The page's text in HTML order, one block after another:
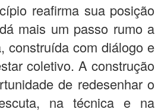
reafirma sua posição
mais um passo rumo a
construída com diálogo e
coletivo. A construção
de redesenhar o
na técnica e na